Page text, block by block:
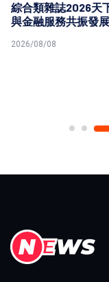
綜合類雜誌2026天
與金融服務共振發展
2026/08/08